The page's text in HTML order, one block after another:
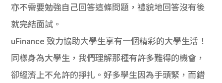
亦不需要勉強自己回答這條問題，禮貌地回答沒有後
就完結面試。
uFinance 致力協助大學生享有一個精彩的大學生活！
同樣身為大學生，我們理解那種有許多難得的機會，
卻經濟上不允許的掙扎。好多學生因為手頭緊，而錯